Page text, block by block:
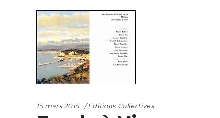
15 mars 2015 Editions Collectives